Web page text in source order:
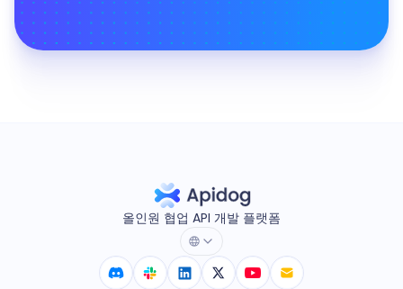
올인원 협업 API 개발 플랫폼